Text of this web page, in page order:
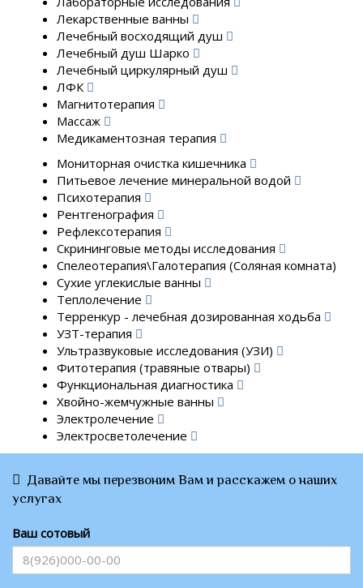
Лекарственные ванны
Лечебный восходящий душ
Лечебный душ Шарко
Лечебный циркулярный душ
ЛФК
Магнитотерапия
Массаж
Медикаментозная терапия
Мониторная очистка кишечника
Питьевое лечение минеральной водой
Психотерапия
Рентгенография
Рефлексотерапия
Скрининговые методы исследования
Спелеотерапия\Галотерапия (Соляная комната)
Сухие углекислые ванны
Теплолечение
Терренкур - лечебная дозированная ходьба
УЗТ-терапия
Ультразвуковые исследования (УЗИ)
Фитотерапия (травяные отвары)
Функциональная диагностика
Хвойно-жемчужные ванны
Электролечение
Электросветолечение
Давайте мы перезвоним Вам и расскажем о наших
услугах
Ваш сотовый